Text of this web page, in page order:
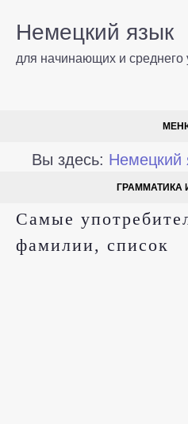
Немецкий язык
для начинающих и среднего
Вы здесь: Немецкий
ГРАММАТИКА
Самые
фамилии, список